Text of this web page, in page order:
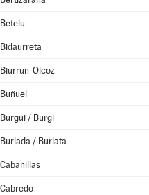
Betelu
Bidaurreta
Biurrun-Olcoz
Buñuel
Burgui / Burgi
Burlada / Burlata
Cabanillas
Cabredo